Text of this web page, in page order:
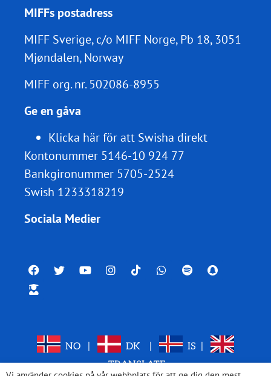
MIFFs postadress
MIFF Sverige, c/o MIFF Norge, Pb 18, 3051
Mjøndalen, Norway
MIFF org. nr.502086-8955
Ge en gåva
Klicka här för att Swisha direkt
Kontonummer 5146-10 924 77
Bankgironummer 5705-2524
Swish 1233318219
Sociala Medier
NO DK IS
TRANSLATE